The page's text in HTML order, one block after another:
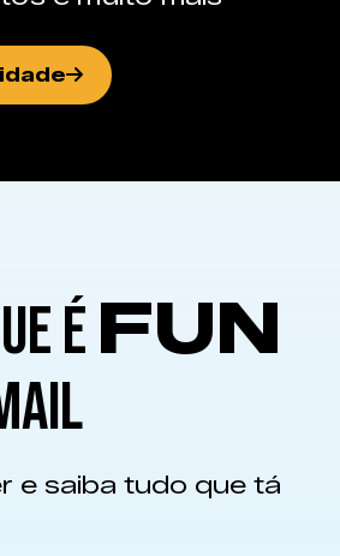
ÉFUN
e saiba tudo que tá